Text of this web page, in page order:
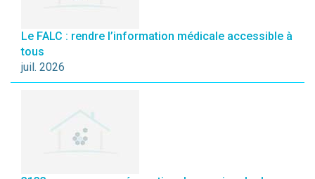
Le FALC : rendre l’information médicale accessible à
tous
juil. 2026